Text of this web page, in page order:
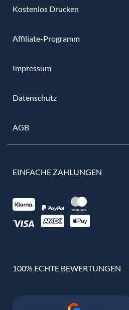
Kostenlos Drucken
Affiliate-Programm
Impressum
Datenschutz
AGB
EINFACHE ZAHLUNGEN
100% ECHTE BEWERTUNGEN